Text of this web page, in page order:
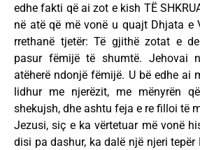
edhe fakti që ai zot e kish TË
në atë që më vonë u quajt Dhjata e
rrethanë tjetër: Të gjithë zotat e
pasur fëmijë të shumtë. Jehovai
atëherë ndonjë fëmijë. U bë edhe ai
lidhur me njerëzit, me mënyrën
shekujsh, dhe ashtu feja e re filloi të
Jezusi, siç e ka vërtetuar më vonë
disi pa dashur, ka dalë një njeri tepër